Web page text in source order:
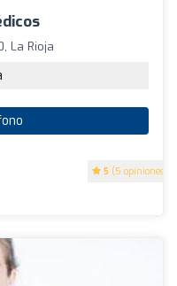
5 (5 opiniones)
La Rioja